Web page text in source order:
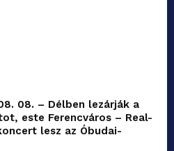
08. – Délben lezárják a
este Ferencváros – Real-
lesz az Óbudai-